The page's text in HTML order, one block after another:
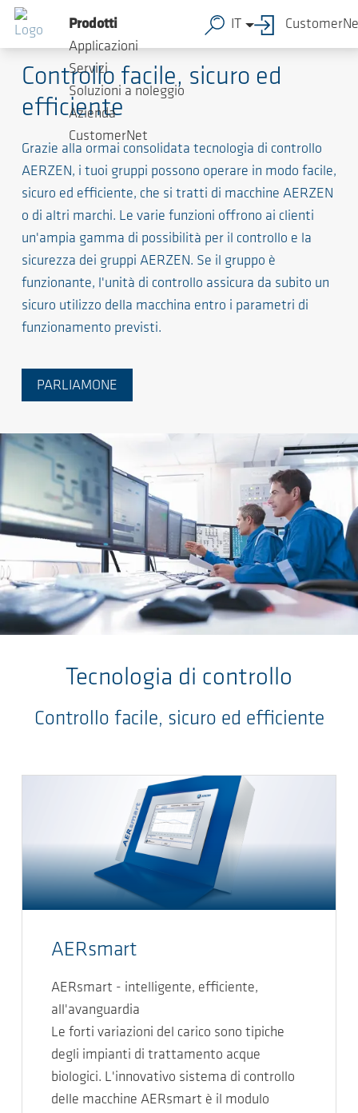
Tecnologia di controllo
Controllo facile, sicuro ed
efficiente
Grazie alla ormai consolidata tecnologia di controllo
AERZEN, i tuoi gruppi possono operare in modo facile,
sicuro ed efficiente, che si tratti di macchine AERZEN
o di altri marchi. Le varie funzioni offrono ai clienti
un'ampia gamma di possibilità per il controllo e la
sicurezza dei gruppi AERZEN. Se il gruppo è
funzionante, l'unità di controllo assicura da subito un
sicuro utilizzo della macchina entro i parametri di
funzionamento previsti.
PARLIAMONE
Prodotti
Applicazioni
Servizi
Soluzioni a noleggio
Azienda
CustomerNet
IT
Tecnologia di controllo
Controllo facile, sicuro ed efficiente
AERsmart
AERsmart - intelligente, efficiente,
all'avanguardia
Le forti variazioni del carico sono tipiche
degli impianti di trattamento acque
biologici. L'innovativo sistema di controllo
delle macchine AERsmart è il modulo